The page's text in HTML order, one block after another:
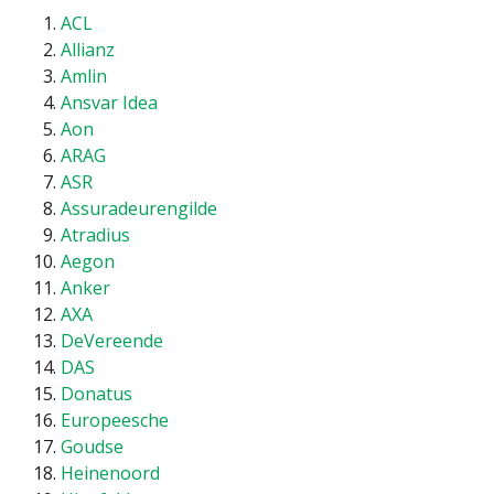
ACL
Allianz
Amlin
Ansvar Idea
Aon
ARAG
ASR
Assuradeurengilde
Atradius
Aegon
Anker
AXA
DeVereende
DAS
Donatus
Europeesche
Goudse
Heinenoord